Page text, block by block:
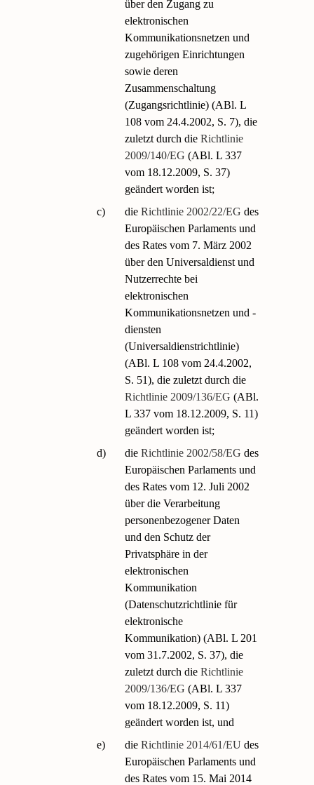
über den Zugang zu
elektronischen
Kommunikationsnetzen und
zugehörigen Einrichtungen
sowie deren
Zusammenschaltung
(Zugangsrichtlinie) (ABl. L
108 vom 24.4.2002, S. 7), die
zuletzt durch dieRichtlinie
2009/140/EG (ABl. L 337
vom 18.12.2009, S. 37)
geändert worden ist;
c)
dieRichtlinie 2002/22/EG des
Europäischen Parlaments und
des Rates vom 7. März 2002
über den Universaldienst und
Nutzerrechte bei
elektronischen
Kommunikationsnetzen und -
diensten
(Universaldienstrichtlinie)
(ABl. L 108 vom 24.4.2002,
S. 51), die zuletzt durch die
Richtlinie 2009/136/EG (ABl.
L 337 vom 18.12.2009, S. 11)
geändert worden ist;
d)
dieRichtlinie 2002/58/EG des
Europäischen Parlaments und
des Rates vom 12. Juli 2002
über die Verarbeitung
personenbezogener Daten
und den Schutz der
Privatsphäre in der
elektronischen
Kommunikation
(Datenschutzrichtlinie für
elektronische
Kommunikation) (ABl. L 201
vom 31.7.2002, S. 37), die
zuletzt durch dieRichtlinie
2009/136/EG (ABl. L 337
vom 18.12.2009, S. 11)
geändert worden ist, und
e)
dieRichtlinie 2014/61/EU des
Europäischen Parlaments und
des Rates vom 15. Mai 2014